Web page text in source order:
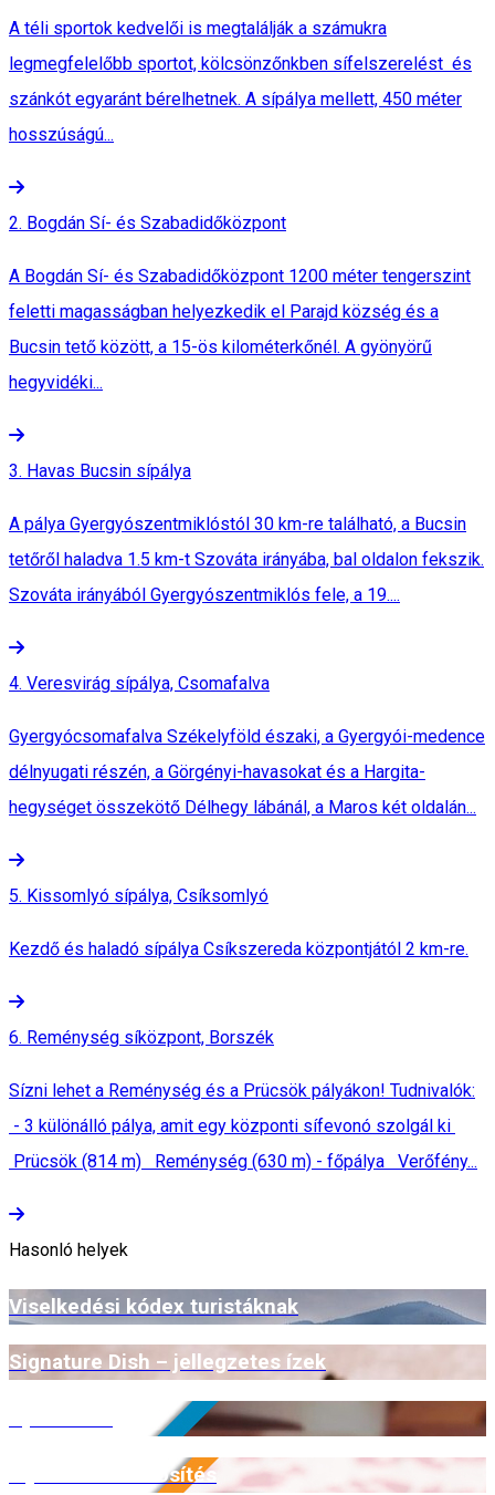
A téli sportok kedvelői is megtalálják a számukra
legmegfelelőbb sportot, kölcsönzőnkben sífelszerelést és
szánkót egyaránt bérelhetnek. A sípálya mellett, 450 méter
hosszúságú...
2. Bogdán Sí- és Szabadidőközpont
A Bogdán Sí- és Szabadidőközpont 1200 méter tengerszint
feletti magasságban helyezkedik el Parajd község és a
Bucsin tető között, a 15-ös kilométerkőnél. A gyönyörű
hegyvidéki...
3. Havas Bucsin sípálya
A pálya Gyergyószentmiklóstól 30 km-re található, a Bucsin
tetőről haladva 1.5 km-t Szováta irányába, bal oldalon fekszik.
Szováta irányából Gyergyószentmiklós fele, a 19....
4. Veresvirág sípálya, Csomafalva
Gyergyócsomafalva Székelyföld északi, a Gyergyói-medence
délnyugati részén, a Görgényi-havasokat és a Hargita-
hegységet összekötő Délhegy lábánál, a Maros két oldalán...
5. Kissomlyó sípálya, Csíksomlyó
Kezdő és haladó sípálya Csíkszereda központjától 2 km-re.
6. Reménység síközpont, Borszék
Sízni lehet a Reménység és a Prücsök pályákon! Tudnivalók:
- 3 különálló pálya, amit egy központi sífevonó szolgál ki
Prücsök (814 m) Reménység (630 m) - főpálya Verőfény...
Hasonló helyek
Viselkedési kódex turistáknak
Signature Dish – jellegzetes ízek
Myrmidone minősítés